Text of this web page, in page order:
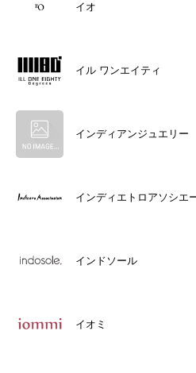
イオ
イル ワンエイティ
インディアンジュエリー
インディエトロアソシエ
インドソール
イオミ